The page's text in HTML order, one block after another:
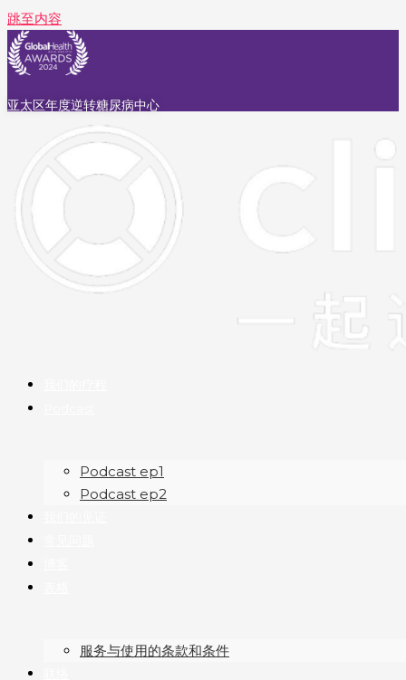
跳至内容
亚太区年度逆转糖尿病中心
Podcast ep1
Podcast ep2
服务与使用的条款和条件